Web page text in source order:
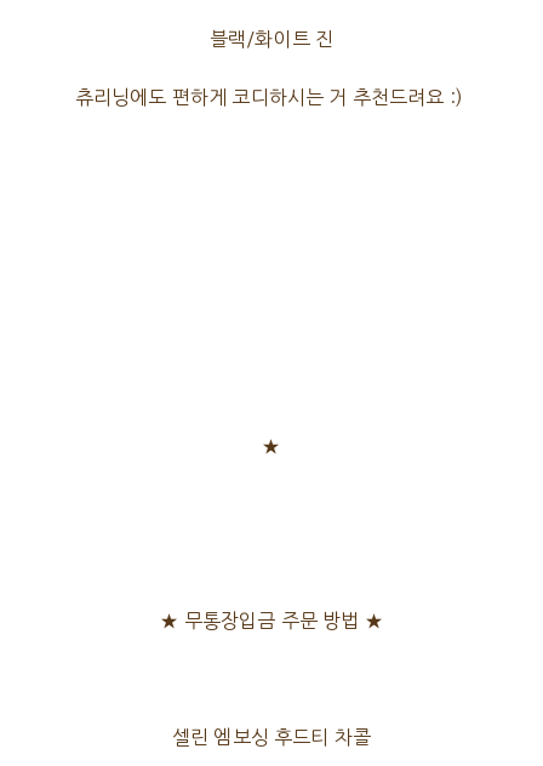
블랙/화이트 진
츄리닝에도 편하게 코디하시는 거 추천드려요 :)
★
★ 무통장입금 주문 방법 ★
셀린 엠보싱 후드티 차콜